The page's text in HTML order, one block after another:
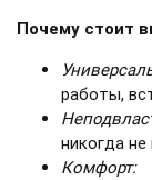
Почему стоит
работы,
никогда
Комфорт: